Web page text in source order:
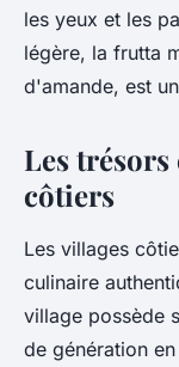
les yeux et les
légère, la frutta
d'amande, est
Les
côtiers
Les villages
culinaire
village possède
de génération